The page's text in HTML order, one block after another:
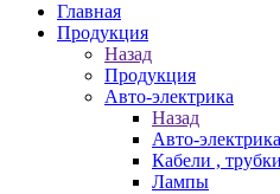
Главная
Продукция
Назад
Продукция
Авто-электрика
Назад
Авто-электрика
Кабели ,
Лампы